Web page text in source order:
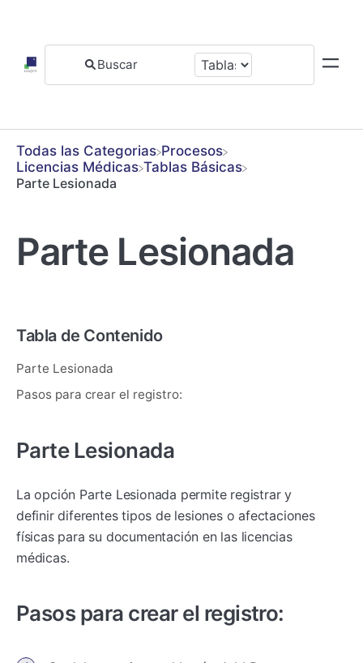
Todas las Categorias ​Procesos
​Licencias Médicas ​Tablas Básicas
Parte Lesionada
Parte Lesionada
Tabla de Contenido
Parte Lesionada
Pasos para crear el registro:
Parte Lesionada
La opción Parte Lesionada permite registrar y
definir diferentes tipos de lesiones o afectaciones
físicas para su documentación en las licencias
médicas.
Pasos para crear el registro: